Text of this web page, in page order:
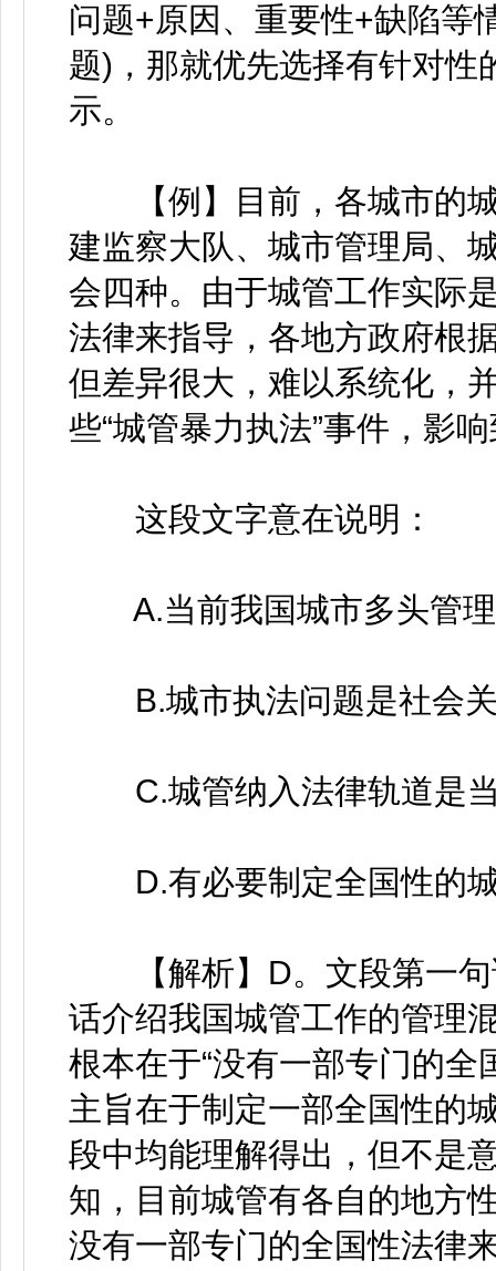
问题+原因、重要性+缺陷等
题)，那就优先选择有针对性
示。
【例】目前，各城市的城
建监察大队、城市管理局、
会四种。由于城管工作实际
法律来指导，各地方政府根
但差异很大，难以系统化，
些“城管暴力执法”事件，影
这段文字意在说明：
A.当前我国城市多头管理
B.城市执法问题是社会关
C.城管纳入法律轨道是
D.有必要制定全国性的
【解析】D。文段第一句
话介绍我国城管工作的管理
根本在于“没有一部专门的全
主旨在于制定一部全国性的
段中均能理解得出，但不是
知，目前城管有各自的地方
没有一部专门的全国性法律